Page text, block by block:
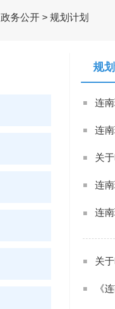
政务公开 > 规划计划
规
连
连
关
连
连
关
《